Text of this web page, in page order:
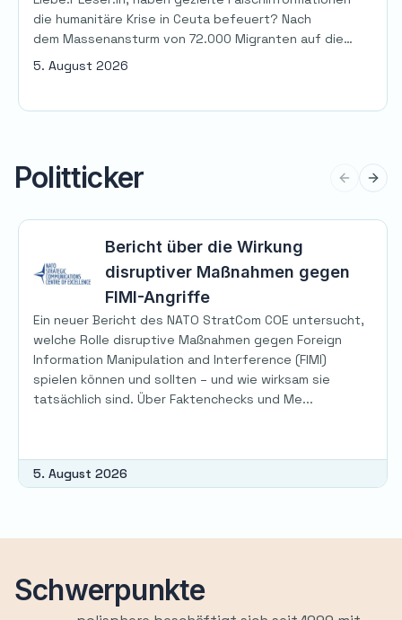
die humanitäre Krise in Ceuta befeuert? Nach
dem Massenansturm von 72.000 Migranten auf die
spanischen Exklaven Ceuta und Melilla mit mehr als 80
Toten wird nun klar: Vor der Krise wurden in den
Brunner sieht “Menschenhändler” hinter der
5. August 2026
Politticker Previous
Bericht über die Wirkung
disruptiver Maßnahmen gegen
FIMI-Angriffe
Ein neuer Bericht des NATO StratCom COE untersucht,
welche Rolle disruptive Maßnahmen gegen Foreign
Information Manipulation and Interference (FIMI)
spielen können und sollten – und wie wirksam sie
tatsächlich sind. Über Faktenchecks und Me...
5. August 2026
Schwerpunkte